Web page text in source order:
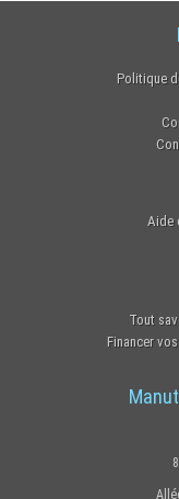
Politique
Aide
Tout
Financer